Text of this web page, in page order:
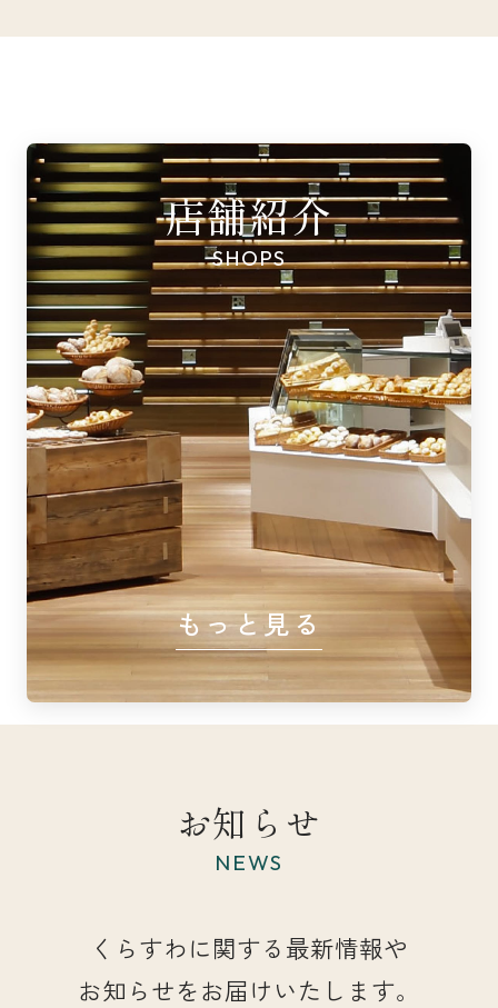
店舗紹介
SHOPS
もっと見る
お知らせ
NEWS
くらすわに関する最新情報や
お知らせをお届けいたします。